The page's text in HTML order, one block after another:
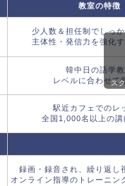
教室の特徴
少人数＆担任制でしっ
主体性・発信力を強化
韓中日の語学教
レベルに合わせて
駅近カフェでのレ
全国1,000名以上の講
録画・録音され、繰り返し
オンライン指導のトレーニン
ス